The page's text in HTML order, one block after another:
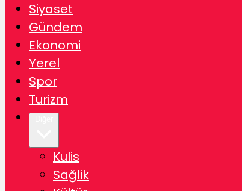
Siyaset
Gündem
Ekonomi
Yerel
Spor
Turizm
Kulis
Sağlik